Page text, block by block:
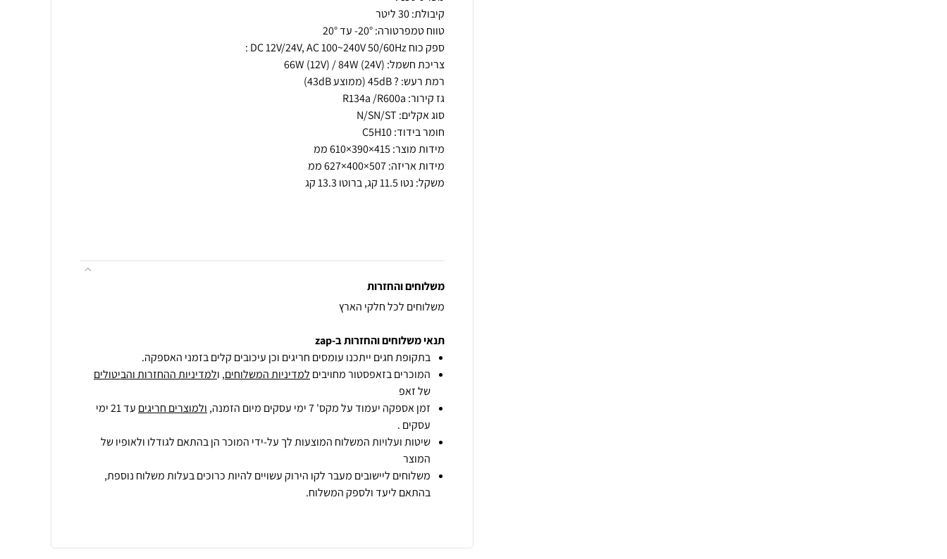
משלוחים והחזרות
משלוחים לכל חלקי הארץ
תנאי משלוחים והחזרות ב-zap
בתקופת חגים ייתכנו עומסים חריגים וכן עיכובים קלים בזמני האספקה.
המוכרים בזאפסטור מחויבים למדיניות המשלוחים, ולמדיניות ההחזרות והביטולים
של זאפ
זמן אספקה יעמוד על מקס' 7 ימי עסקים מיום הזמנה,
ולמוצרים חריגים
עד 21 ימי
עסקים .
שיטות ועלויות המשלוח המוצעות לך על-ידי המוכר הן בהתאם לגודלו ולאופיו של
המוצר
משלוחים ליישובים מעבר לקו הירוק עשויים להיות כרוכים בעלות משלוח נוספת,
בהתאם ליעד ולספק המשלוח.